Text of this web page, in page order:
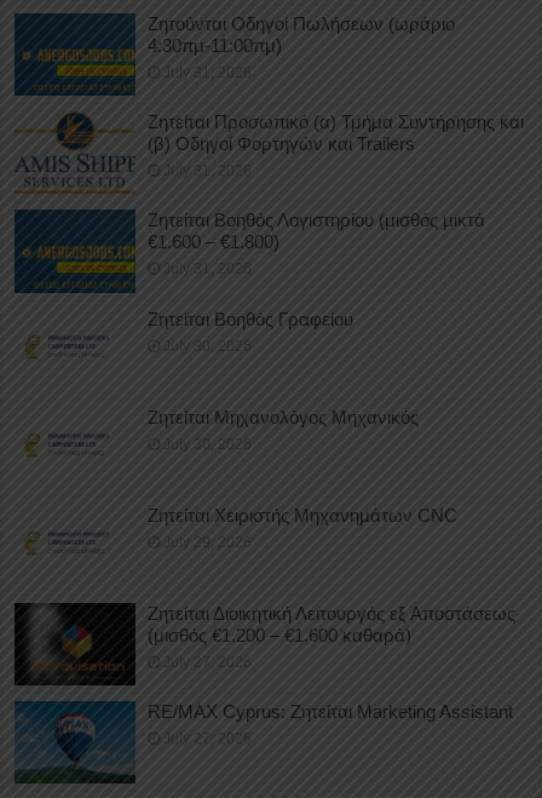
Ζητούνται Οδηγοί Πωλήσεων (ωράριο
4:30πμ-11:00πμ)
July 31, 2026
Ζητείται Προσωπικό (α) Τμήμα Συντήρησης και
(β) Οδηγοί Φορτηγών και Trailers
July 31, 2026
Ζητείται Βοηθός Λογιστηρίου (μισθός μικτά
€1.600 – €1.800)
July 31, 2026
Ζητείται Βοηθός Γραφείου
July 30, 2026
Ζητείται Μηχανολόγος Μηχανικός
July 30, 2026
Ζητείται Χειριστής Μηχανημάτων CNC
July 29, 2026
Ζητείται Διοικητική Λειτουργός εξ Αποστάσεως
(μισθός €1.200 – €1.600 καθαρά)
July 27, 2026
RE/MAX Cyprus: Ζητείται Marketing Assistant
July 27, 2026